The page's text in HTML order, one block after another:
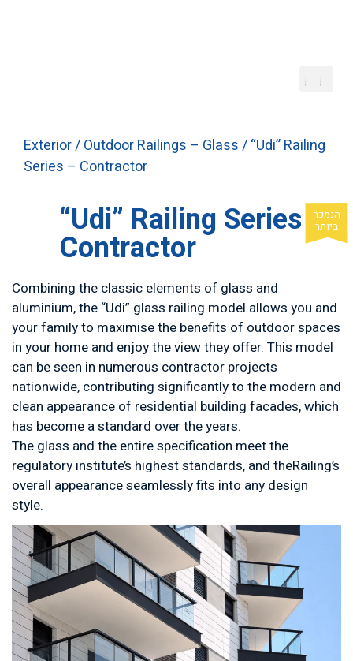
Exterior/Outdoor Railings – Glass/ “Udi” Railing
Series – Contractor
“Udi” Railing Series –
Contractor
Combining the classic elements of glass and
aluminium, the “Udi” glass railing model allows you and
your family to maximise the benefits of outdoor spaces
in your home and enjoy the view they offer. This model
can be seen in numerous contractor projects
nationwide, contributing significantly to the modern and
clean appearance of residential building facades, which
has become a standard over the years.
The glass and the entire specification meet the
regulatory institute’s highest standards, and theRailing’s
overall appearance seamlessly fits into any design
style.